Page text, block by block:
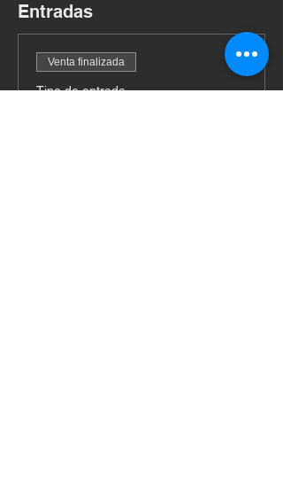
Entradas
Venta finalizada
Tipo de entrada